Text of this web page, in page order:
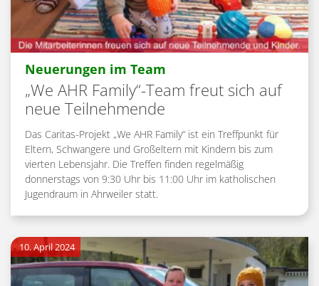
Neuerungen im Team
„We AHR Family“-Team freut sich auf
neue Teilnehmende
Das Caritas-Projekt „We AHR Family“ ist ein Treffpunkt für
Eltern, Schwangere und Großeltern mit Kindern bis zum
vierten Lebensjahr. Die Treffen finden regelmäßig
donnerstags von 9:30 Uhr bis 11:00 Uhr im katholischen
Jugendraum in Ahrweiler statt.
10. April 2024